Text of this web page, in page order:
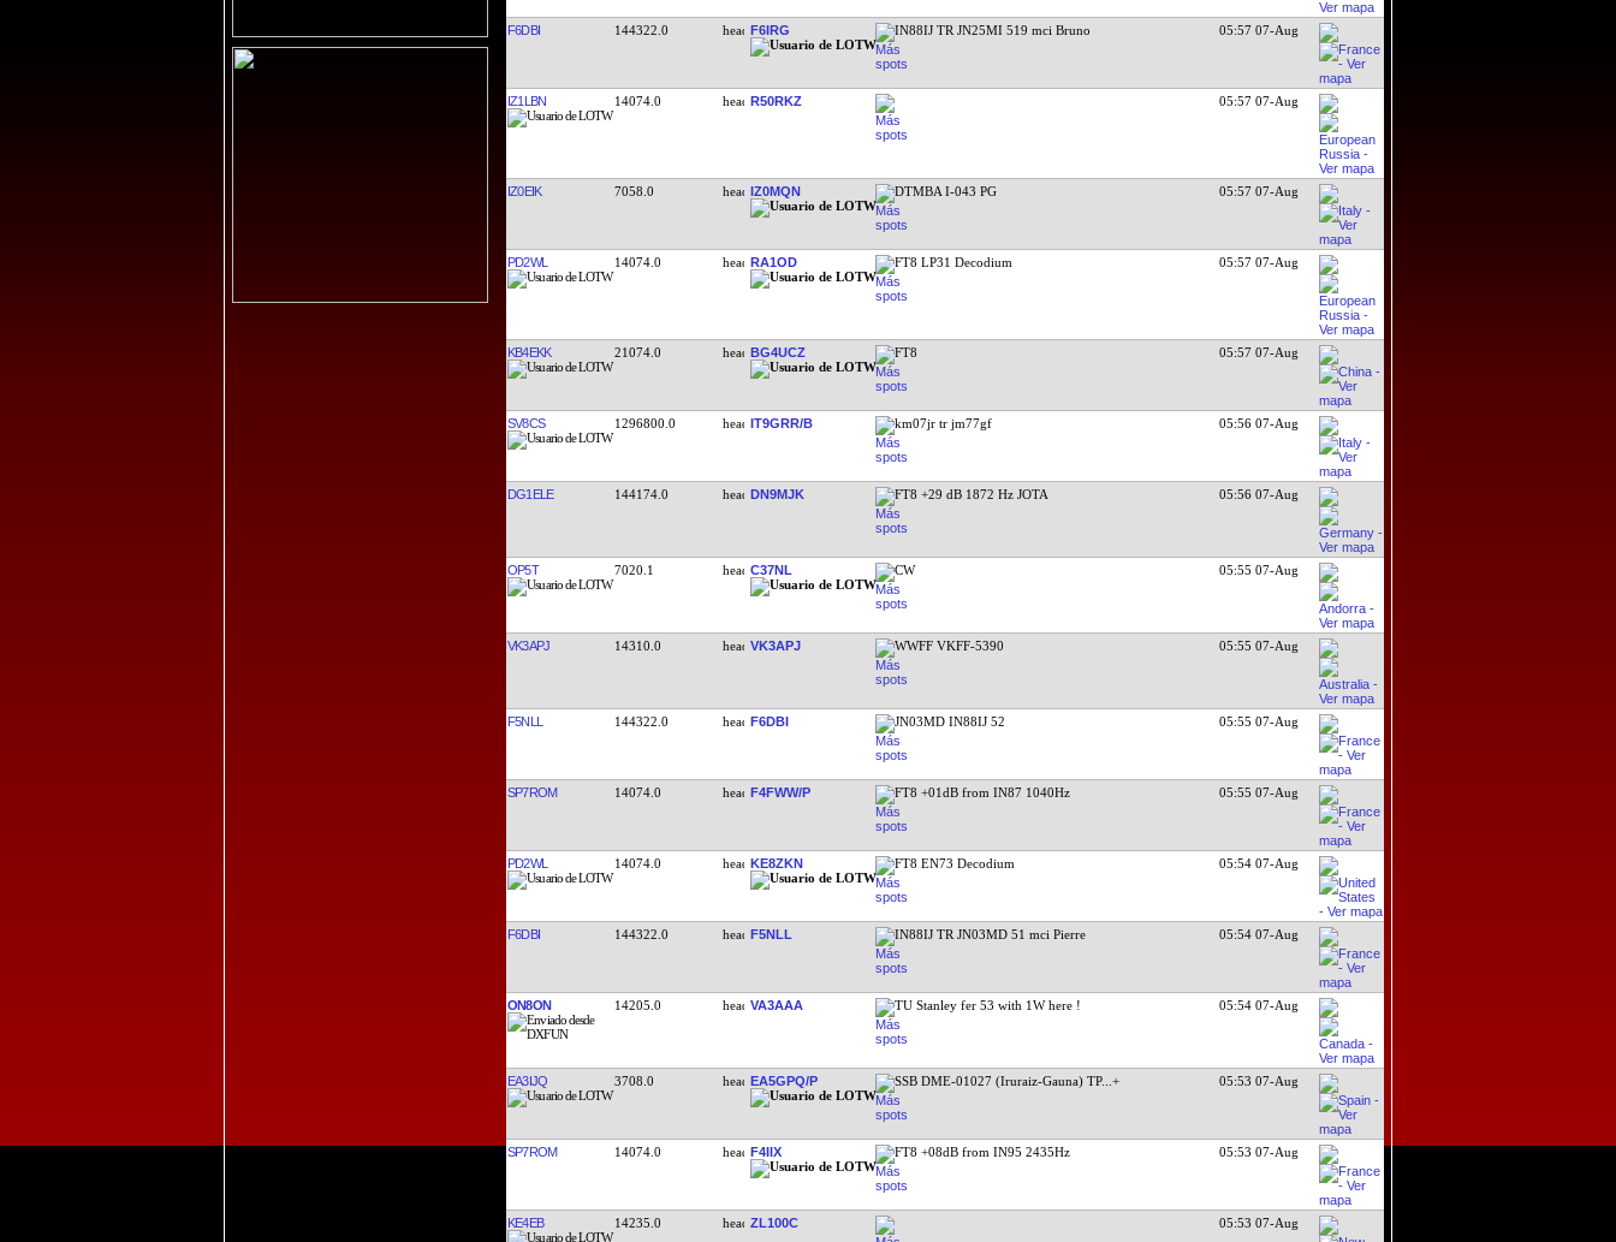
F6DBI 144322.0 F6IRG IN88IJ TR JN25MI 519 mci Bruno 05:57 07-Aug
IZ1LBN 14074.0 R50RKZ 05:57 07-Aug
IZ0EIK 7058.0 IZ0MQN DTMBA I-043 PG 05:57 07-Aug
PD2WL 14074.0 RA1OD FT8 LP31 Decodium 05:57 07-Aug
KB4EKK 21074.0 BG4UCZ FT8 05:57 07-Aug
SV8CS 1296800.0 IT9GRR/B km07jr tr jm77gf 05:56 07-Aug
DG1ELE 144174.0 DN9MJK FT8 +29 dB 1872 Hz JOTA 05:56 07-Aug
OP5T 7020.1 C37NL CW 05:55 07-Aug
VK3APJ 14310.0 VK3APJ WWFF VKFF-5390 05:55 07-Aug
F5NLL 144322.0 F6DBI JN03MD IN88IJ 52 05:55 07-Aug
SP7ROM 14074.0 F4FWW/P FT8 +01dB from IN87 1040Hz 05:55 07-Aug
PD2WL 14074.0 KE8ZKN FT8 EN73 Decodium 05:54 07-Aug
F6DBI 144322.0 F5NLL IN88IJ TR JN03MD 51 mci Pierre 05:54 07-Aug
ON8ON 14205.0 VA3AAA TU Stanley fer 53 with 1W here ! 05:54 07-Aug
EA3IJQ 3708.0 EA5GPQ/P SSB DME-01027 (Iruraiz-Gauna) TP...+ 05:53 07-Aug
SP7ROM 14074.0 F4IIX FT8 +08dB from IN95 2435Hz 05:53 07-Aug
KE4EB 14235.0 ZL100C 05:53 07-Aug